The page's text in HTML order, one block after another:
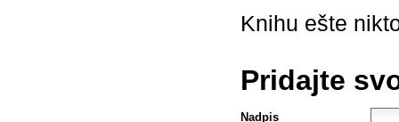
Knihu ešte
Pridajte
Nadpis